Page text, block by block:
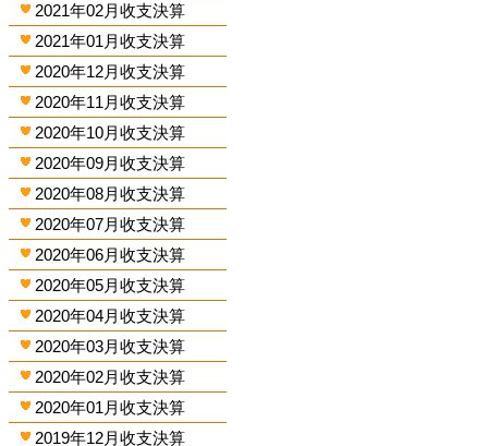
2021年02月收支決算
2021年01月收支決算
2020年12月收支決算
2020年11月收支決算
2020年10月收支決算
2020年09月收支決算
2020年08月收支決算
2020年07月收支決算
2020年06月收支決算
2020年05月收支決算
2020年04月收支決算
2020年03月收支決算
2020年02月收支決算
2020年01月收支決算
2019年12月收支決算